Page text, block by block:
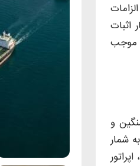
اثبات
موجب
و
شمار